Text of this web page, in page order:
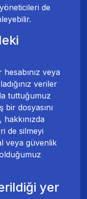
de
veya
veriler
tuttuğumuz
bir dosyasını
de silmeyi
veya güvenlik
yer